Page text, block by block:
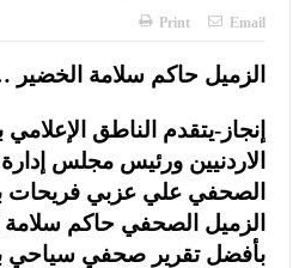
Print Email
الزميل حاكم سلامة الخضير
إنجاز-يتقدم الناطق
الاردنيين ورئيس مجلس إدارة
الصحفي علي عزبي فريحات
الزميل الصحفي حاكم سلامة
بأفضل تقرير صحفي سياحي